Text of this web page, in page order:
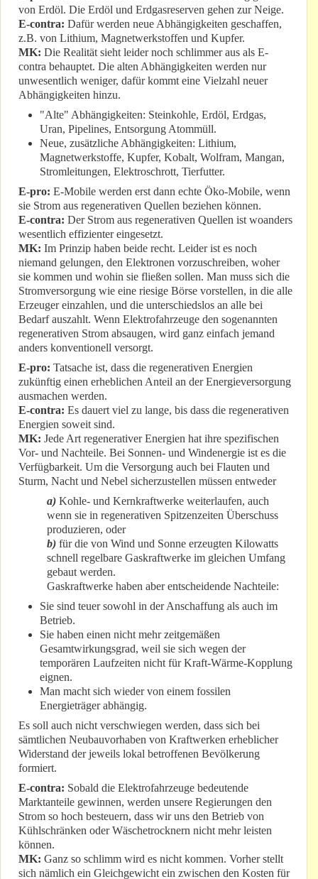
von Erdöl. Die Erdöl und Erdgasreserven gehen zur Neige.
E-contra: Dafür werden neue Abhängigkeiten geschaffen,
z.B. von Lithium, Magnetwerkstoffen und Kupfer.
MK: Die Realität sieht leider noch schlimmer aus als E-
contra behauptet. Die alten Abhängigkeiten werden nur
unwesentlich weniger, dafür kommt eine Vielzahl neuer
Abhängigkeiten hinzu.
"Alte" Abhängigkeiten: Steinkohle, Erdöl, Erdgas,
Uran, Pipelines, Entsorgung Atommüll.
Neue, zusätzliche Abhängigkeiten: Lithium,
Magnetwerkstoffe, Kupfer, Kobalt, Wolfram, Mangan,
Stromleitungen, Elektroschrott, Tierfutter.
E-pro: E-Mobile werden erst dann echte Öko-Mobile, wenn
sie Strom aus regenerativen Quellen beziehen können.
E-contra: Der Strom aus regenerativen Quellen ist woanders
wesentlich effizienter eingesetzt.
MK: Im Prinzip haben beide recht. Leider ist es noch
niemand gelungen, den Elektronen vorzuschreiben, woher
sie kommen und wohin sie fließen sollen. Man muss sich die
Stromversorgung wie eine riesige Börse vorstellen, in die alle
Erzeuger einzahlen, und die unterschiedslos an alle bei
Bedarf auszahlt. Wenn Elektrofahrzeuge den sogenannten
regenerativen Strom absaugen, wird ganz einfach jemand
anders konventionell versorgt.
E-pro: Tatsache ist, dass die regenerativen Energien
zukünftig einen erheblichen Anteil an der Energieversorgung
ausmachen werden.
E-contra: Es dauert viel zu lange, bis dass die regenerativen
Energien soweit sind.
MK: Jede Art regenerativer Energien hat ihre spezifischen
Vor- und Nachteile. Bei Sonnen- und Windenergie ist es die
Verfügbarkeit. Um die Versorgung auch bei Flauten und
Sturm, Nacht und Nebel sicherzustellen müssen entweder
a) Kohle- und Kernkraftwerke weiterlaufen, auch
wenn sie in regenerativen Spitzenzeiten Überschuss
produzieren, oder
b) für die von Wind und Sonne erzeugten Kilowatts
schnell regelbare Gaskraftwerke im gleichen Umfang
gebaut werden.
Gaskraftwerke haben aber entscheidende Nachteile:
Sie sind teuer sowohl in der Anschaffung als auch im
Betrieb.
Sie haben einen nicht mehr zeitgemäßen
Gesamtwirkungsgrad, weil sie sich wegen der
temporären Laufzeiten nicht für Kraft-Wärme-Kopplung
eignen.
Man macht sich wieder von einem fossilen
Energieträger abhängig.
Es soll auch nicht verschwiegen werden, dass sich bei
sämtlichen Neubauvorhaben von Kraftwerken erheblicher
Widerstand der jeweils lokal betroffenen Bevölkerung
formiert.
E-contra: Sobald die Elektrofahrzeuge bedeutende
Marktanteile gewinnen, werden unsere Regierungen den
Strom so hoch besteuern, dass wir uns den Betrieb von
Kühlschränken oder Wäschetrocknern nicht mehr leisten
können.
MK: Ganz so schlimm wird es nicht kommen. Vorher stellt
sich nämlich ein Gleichgewicht ein zwischen den Kosten für